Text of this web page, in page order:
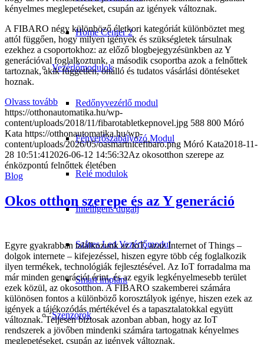
Home Center 2
Vezérlőmodulok
Redőnyvezérlő modul
Fényerőszabályozó Modul
Relé modulok
Intelligens dugalj
Színes Led Vezérlőmodul
Smart implant
Szenzorok
kényelmes meglepetéseket, csupán az igények változnak.
A FIBARO négy különböző életkori kategóriát különböztet meg
attól függően, hogy milyen igények és szükségletek társulnak
ezekhez a csoportokhoz: az előző blogbejegyzésünkben az Y
generációval foglalkoztunk, a második csoportba azok a felnőttek
tartoznak, akik független, önálló és tudatos vásárlási döntéseket
hoznak.
Olvass tovább
https://otthonautomatika.hu/wp-
content/uploads/2018/11/fibarotabletkepnovel.jpg 588 800 Móró
Kata https://otthonautomatika.hu/wp-
content/uploads/2026/05/oasmartnicefibaro.png Móró Kata2018-11-
28 10:51:41 2026-06-12 14:56:32Az okosotthon szerepe az
énközpontú felnőttek életében
Blog
Okos otthon szerepe és az Y generáció
Egyre gyakrabban találkozunk az IoT, azaz Internet of Things –
dolgok internete – kifejezéssel, hiszen egyre több cég foglalkozik
ilyen termékek, technológiák fejlesztésével. Az IoT forradalma ma
már minden generációt érint, és az egyik legkényelmesebb terület
ezek közül, az okosotthon. A FIBARO szakemberei számára
különösen fontos a különböző korosztályok igénye, hiszen ezek az
igények a tájékozódás mértékével és a tapasztalatokkal együtt
változnak. Teljesen biztosak azonban abban, hogy az IoT
rendszerek a jövőben mindenki számára tartogatnak kényelmes
meglepetéseket, csupán az igények változnak.